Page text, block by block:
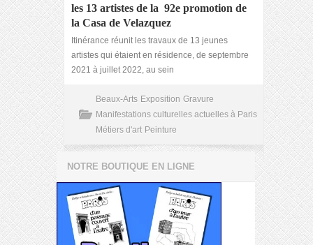
les 13 artistes de la 92e promotion de
la Casa de Velazquez
Itinérance réunit les travaux de 13 jeunes
artistes qui étaient en résidence, de septembre
2021 à juillet 2022, au sein
Beaux-Arts Exposition Gravure
Manifestations culturelles actuelles à Paris
Métiers d'art Peinture
NOTRE BOUTIQUE EN LIGNE